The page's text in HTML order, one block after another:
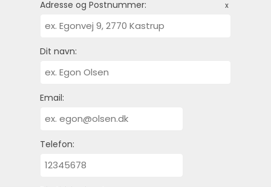
Adresse og Postnummer: x
Dit navn:
Email:
Telefon: